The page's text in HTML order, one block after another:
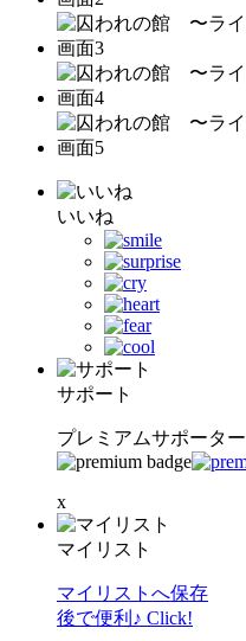
いいね
サポート
プレミアムサポーター
x
マイリスト
マイリストへ保存
後で便利♪ Click!